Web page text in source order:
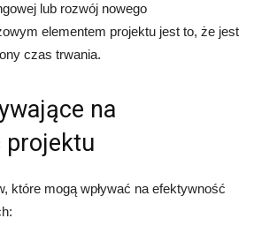
lub rozwój nowego
elementem projektu jest to, że jest
czas trwania.
na
projektu
które mogą wpływać na efektywność